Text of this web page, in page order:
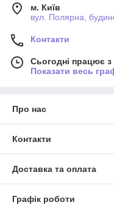
м. Київ
вул. Полярна,
Контакти
Сьогодні працює
Показати весь
Про нас
Контакти
Доставка та оплата
Графік роботи